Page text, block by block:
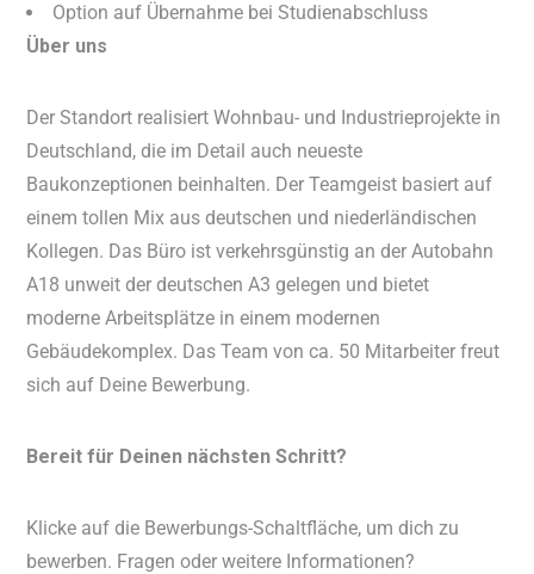
Option auf Übernahme bei Studienabschluss
Über uns
Der Standort realisiert Wohnbau- und Industrieprojekte in
Deutschland, die im Detail auch neueste
Baukonzeptionen beinhalten. Der Teamgeist basiert auf
einem tollen Mix aus deutschen und niederländischen
Kollegen. Das Büro ist verkehrsgünstig an der Autobahn
A18 unweit der deutschen A3 gelegen und bietet
moderne Arbeitsplätze in einem modernen
Gebäudekomplex. Das Team von ca. 50 Mitarbeiter freut
sich auf Deine Bewerbung.
Bereit für Deinen nächsten Schritt?
Klicke auf die Bewerbungs-Schaltfläche, um dich zu
bewerben. Fragen oder weitere Informationen?